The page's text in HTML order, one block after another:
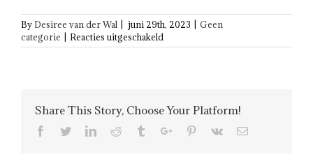
By Desiree van der Wal juni 29th, 2023
Geen
categorie
Reacties uitgeschakeld
Nieuwsbrief
Share This Story, Choose Your Platform!
Facebook
TwitterLinkedinReddit TumblrGoogle+Pinterest
Vk Email